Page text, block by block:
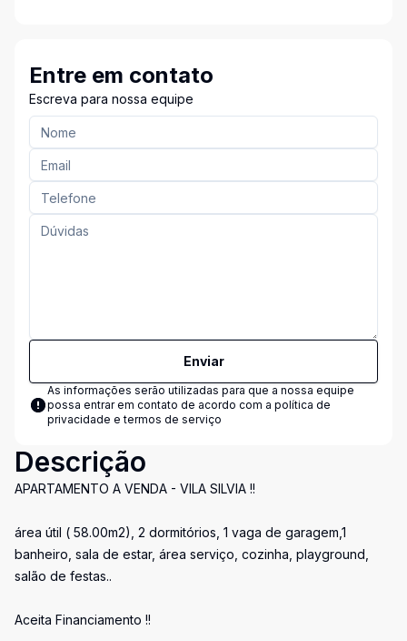
Entre em contato
Escreva para nossa equipe
Enviar
As informações serão utilizadas para que a nossa equipe
possa entrar em contato de acordo com a política de
privacidade e termos de serviço
Descrição
APARTAMENTO A VENDA - VILA SILVIA !!
área útil ( 58.00m2), 2 dormitórios, 1 vaga de garagem,1
banheiro, sala de estar, área serviço, cozinha, playground,
salão de festas..
Aceita Financiamento !!